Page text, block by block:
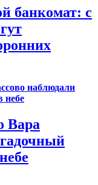
банкомат: с
Вара